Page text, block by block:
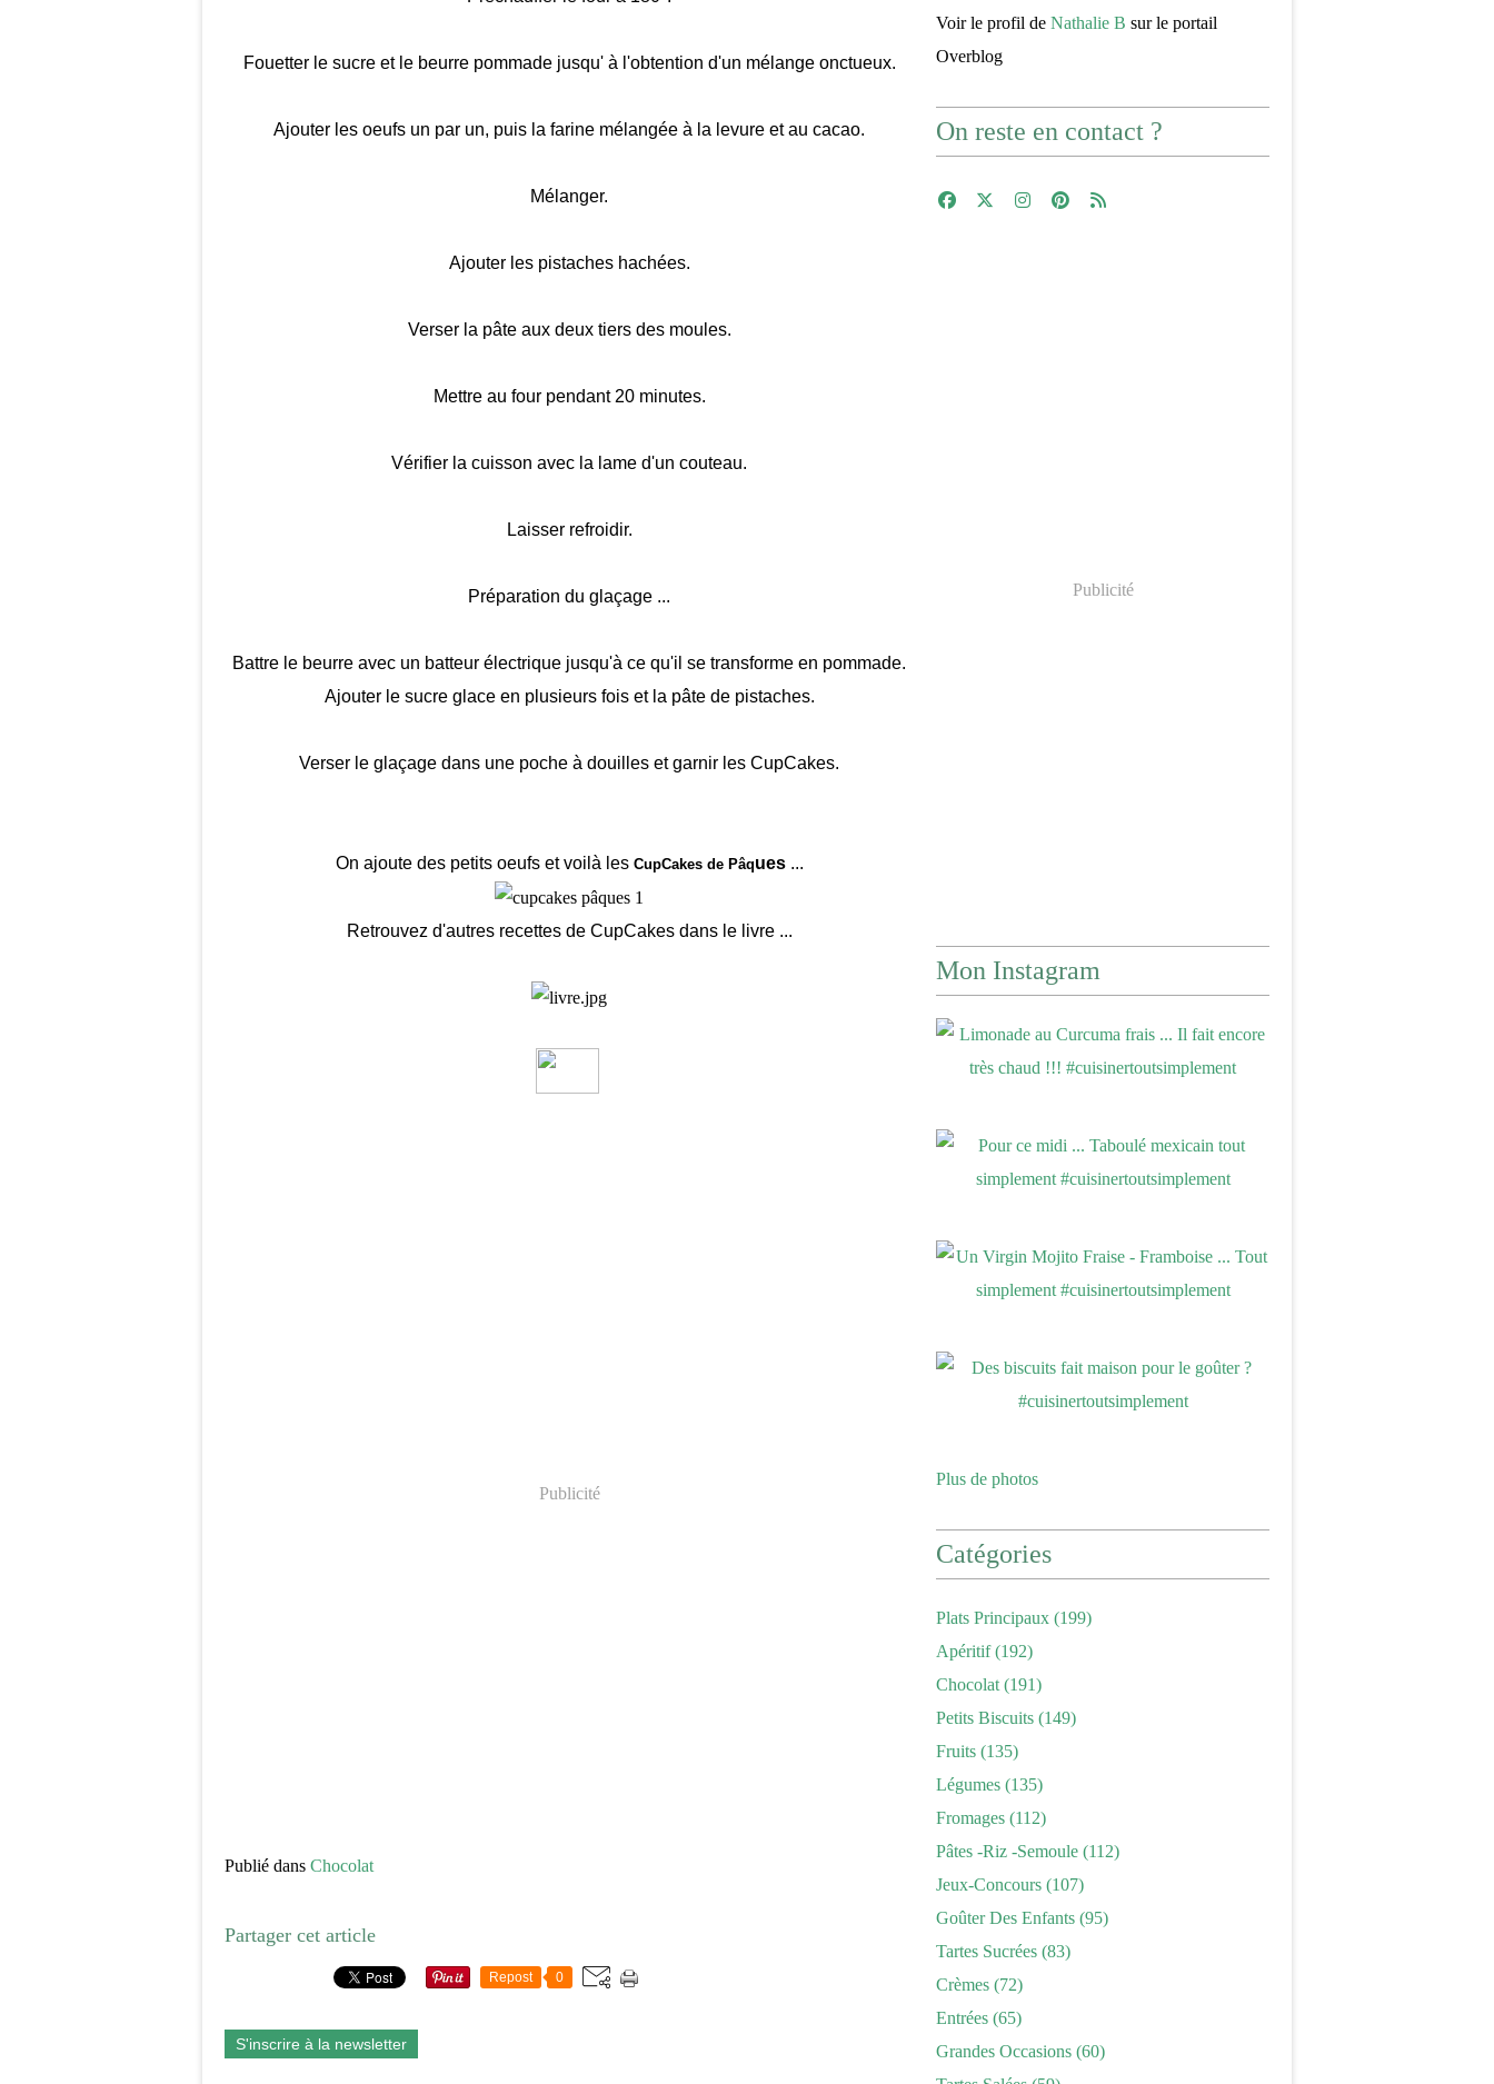
Fouetter le sucre et le beurre pommade jusqu' à l'obtention d'un mélange onctueux.
Ajouter les oeufs un par un, puis la farine mélangée à la levure et au cacao.
Mélanger.
Ajouter les pistaches hachées.
Verser la pâte aux deux tiers des moules.
Mettre au four pendant 20 minutes.
Vérifier la cuisson avec la lame d'un couteau.
Laisser refroidir.
Préparation du glaçage ...
Battre le beurre avec un batteur électrique jusqu'à ce qu'il se transforme en pommade.
Ajouter le sucre glace en plusieurs fois et la pâte de pistaches.
Verser le glaçage dans une poche à douilles et garnir les CupCakes.
On ajoute des petits oeufs et voilà les CupCakes de Pâques...
Retrouvez d'autres recettes de CupCakes dans le livre ...
Publicité
Publié dans Chocolat
Partager cet article
Repost 0
S'inscrire à la newsletter
Voir le profil de Nathalie B sur le portail
Overblog
On reste en contact ?
Publicité
Mon Instagram
Plus de photos
Catégories
Plats Principaux (199)
Apéritif(192)
Chocolat (191)
Petits Biscuits (149)
Fruits (135)
Légumes (135)
Fromages (112)
Pâtes -riz -semoule (112)
Jeux-Concours (107)
Goûter Des Enfants (95)
Tartes Sucrées (83)
Crèmes (72)
Entrées (65)
Grandes Occasions (60)